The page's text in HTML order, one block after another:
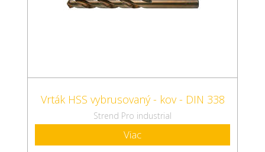
Vrták HSS vybrusovaný - kov - DIN 338
Strend Pro industrial
Viac